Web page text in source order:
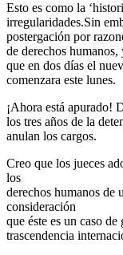
Esto es como la
irregularidades.Sin
postergación por
de derechos
que en dos días el
comenzara este lunes.
¡Ahora está apurado!
los tres años de la
anulan los cargos.
Creo que los jueces
los
derechos humanos de
consideración
que éste es un caso
trascendencia